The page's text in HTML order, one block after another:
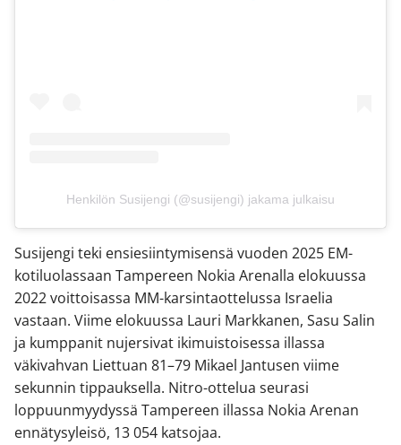
Henkilön Susijengi (@susijengi) jakama julkaisu
Susijengi teki ensiesiintymisensä vuoden 2025 EM-
kotiluolassaan Tampereen Nokia Arenalla elokuussa
2022 voittoisassa MM-karsintaottelussa Israelia
vastaan. Viime elokuussa Lauri Markkanen, Sasu Salin
ja kumppanit nujersivat ikimuistoisessa illassa
väkivahvan Liettuan 81–79 Mikael Jantusen viime
sekunnin tippauksella. Nitro-ottelua seurasi
loppuunmyydyssä Tampereen illassa Nokia Arenan
ennätysyleisö, 13 054 katsojaa.